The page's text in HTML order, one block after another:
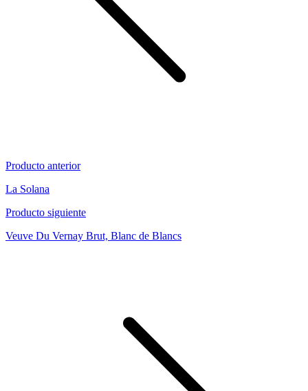
Producto anterior
La Solana
Producto siguiente
Veuve Du Vernay Brut, Blanc de Blancs